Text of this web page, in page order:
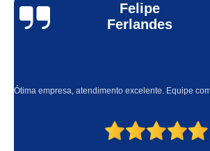
Felipe
Ferlandes
Ótima empresa, atendimento excelente. Equipe